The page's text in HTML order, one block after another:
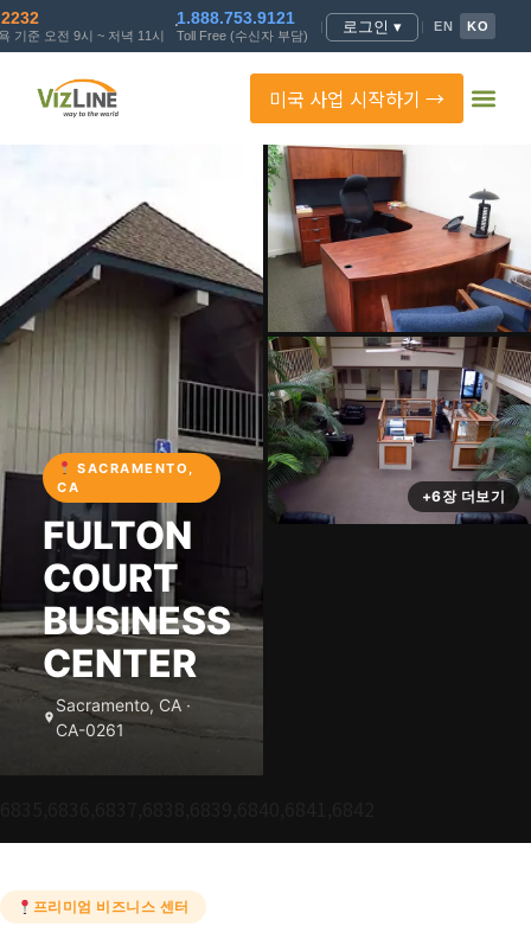
기준 오전 9시 ~ 저녁 11시
1.888.753.9121
Toll Free (수신자 부담)
| 로그인 ▾ | EN KO
미국 사업 시작하기 →
SACRAMENTO,
CA
FULTON
COURT
BUSINESS
CENTER
Sacramento, CA ·
CA-0261
+6장 더보기
프리미엄 비즈니스 센터